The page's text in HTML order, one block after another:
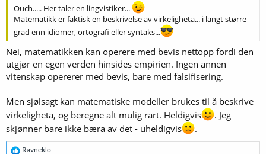
Ouch..... Her taler en lingvistiker...
Matematikk er faktisk en beskrivelse av virkeligheta... i langt større
grad enn idiomer, ortografi eller syntaks...
Nei, matematikken kan operere med bevis nettopp fordi den
utgjør en egen verden hinsides empirien. Ingen annen
vitenskap opererer med bevis, bare med falsifisering.
Men sjølsagt kan matematiske modeller brukes til å beskrive
virkeligheta, og beregne alt mulig rart. Heldigvis
. Jeg
skjønner bare ikke bæra av det - uheldigvis
.
R
Ravneklo